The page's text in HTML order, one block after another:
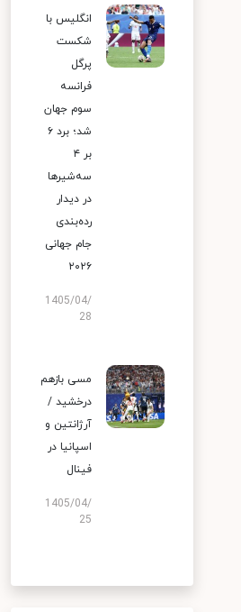
انگلیس با
شکست
پرگل
فرانسه
سوم جهان
شد؛ برد ۶
بر ۴
سه‌شیرها
در دیدار
رده‌بندی
جام جهانی
۲۰۲۶
1405/04/
28
مسی بازهم
درخشید /
آرژانتین و
اسپانیا در
فینال
1405/04/
25